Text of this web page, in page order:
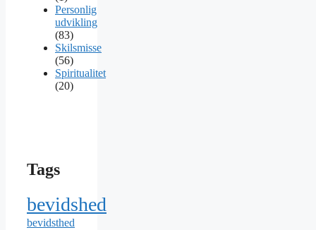
Personlig
udvikling
(83)
Skilsmisse
(56)
Spiritualitet
(20)
Tags
bevidshed
bevidsthed